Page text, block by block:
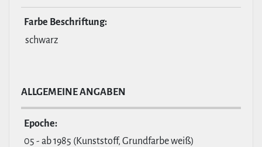
Farbe Beschrif­tung:
schwarz
ALL­GE­MEINE ANGABEN
Epoche:
05 - ab 1985 (Kunststoff, Grundfarbe weiß)